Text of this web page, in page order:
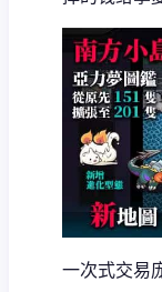
一次式交易